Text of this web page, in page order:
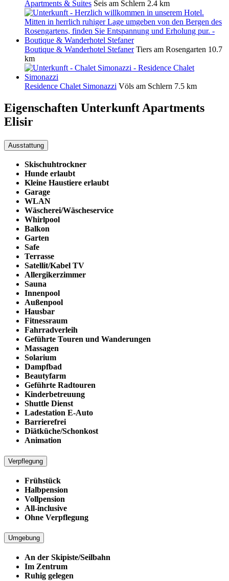
Apartments & Suites Seis am Schlern 2.4 km
Boutique & Wanderhotel Stefaner Tiers am Rosengarten 10.7
km
Residence Chalet Simonazzi Völs am Schlern 7.5 km
Eigenschaften Unterkunft Apartments
Elisir
Ausstattung
Skischuhtrockner
Hunde erlaubt
Kleine Haustiere erlaubt
Garage
WLAN
Wäscherei/Wäscheservice
Whirlpool
Balkon
Garten
Safe
Terrasse
Satellit/Kabel TV
Allergikerzimmer
Sauna
Innenpool
Außenpool
Hausbar
Fitnessraum
Fahrradverleih
Geführte Touren und Wanderungen
Massagen
Solarium
Dampfbad
Beautyfarm
Geführte Radtouren
Kinderbetreuung
Shuttle Dienst
Ladestation E-Auto
Barrierefrei
Diätküche/Schonkost
Animation
Verpflegung
Frühstück
Halbpension
Vollpension
All-inclusive
Ohne Verpflegung
Umgebung
An der Skipiste/Seilbahn
Im Zentrum
Ruhig gelegen